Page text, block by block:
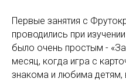
Первые занятия с
проводились при
было очень простым -
месяц, когда игра с
знакома и любима